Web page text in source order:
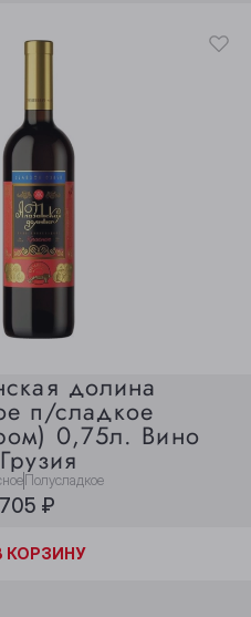
долина
п/сладкое
0,75л. Вино
Грузия
Полусладкое
705 ₽
КОРЗИНУ